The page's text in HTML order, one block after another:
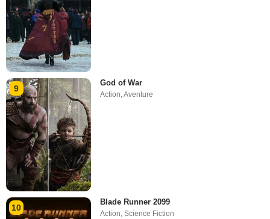
9
God of War
Action,Aventure
10
Blade Runner 2099
Action,Science Fiction